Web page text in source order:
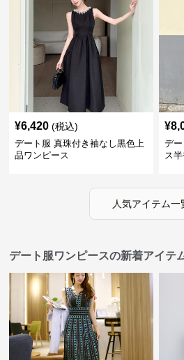
¥6,420 (税込)
デート服 真珠付き袖なし黒色上
品ワンピース
¥
デ
ス
人気アイテム一
デート服ワンピースの新着アイテ